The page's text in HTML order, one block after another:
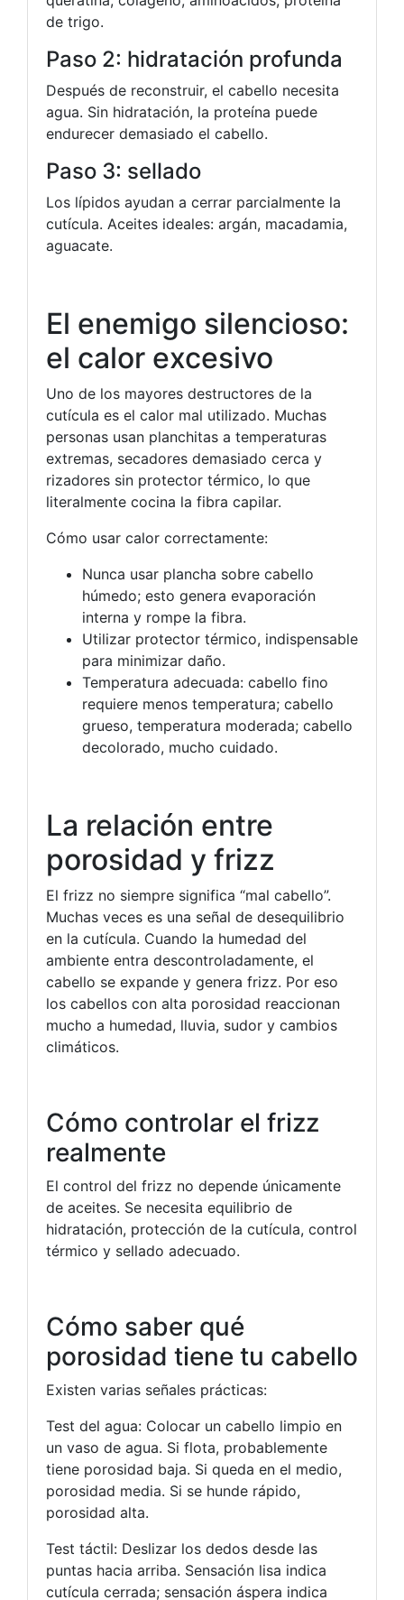
de trigo.
Paso 2: hidratación profunda
Después de reconstruir, el cabello necesita
agua. Sin hidratación, la proteína puede
endurecer demasiado el cabello.
Paso 3: sellado
Los lípidos ayudan a cerrar parcialmente la
cutícula. Aceites ideales: argán, macadamia,
aguacate.
El enemigo silencioso:
el calor excesivo
Uno de los mayores destructores de la
cutícula es el calor mal utilizado. Muchas
personas usan planchitas a temperaturas
extremas, secadores demasiado cerca y
rizadores sin protector térmico, lo que
literalmente cocina la fibra capilar.
Cómo usar calor correctamente:
Nunca usar plancha sobre cabello
húmedo; esto genera evaporación
interna y rompe la fibra.
Utilizar protector térmico, indispensable
para minimizar daño.
Temperatura adecuada: cabello fino
requiere menos temperatura; cabello
grueso, temperatura moderada; cabello
decolorado, mucho cuidado.
La relación entre
porosidad y frizz
El frizz no siempre significa “mal cabello”.
Muchas veces es una señal de desequilibrio
en la cutícula. Cuando la humedad del
ambiente entra descontroladamente, el
cabello se expande y genera frizz. Por eso
los cabellos con alta porosidad reaccionan
mucho a humedad, lluvia, sudor y cambios
climáticos.
Cómo controlar el frizz
realmente
El control del frizz no depende únicamente
de aceites. Se necesita equilibrio de
hidratación, protección de la cutícula, control
térmico y sellado adecuado.
Cómo saber qué
porosidad tiene tu cabello
Existen varias señales prácticas:
Test del agua: Colocar un cabello limpio en
un vaso de agua. Si flota, probablemente
tiene porosidad baja. Si queda en el medio,
porosidad media. Si se hunde rápido,
porosidad alta.
Test táctil: Deslizar los dedos desde las
puntas hacia arriba. Sensación lisa indica
cutícula cerrada; sensación áspera indica